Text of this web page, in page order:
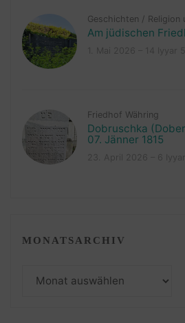
Geschichten / Religion
Am jüdischen
Friedhof Währing
Dobruschka
07. Jänner 1815
MONATSARCHIV
Monatsarchiv